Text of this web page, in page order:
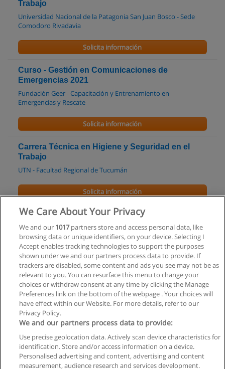
Trabajo
Universidad Nacional de la Patagonia San Juan Bosco - Sede
Comodoro Rivadavia
Solicita información
Curso - Gestión en Comunicaciones de
Emergencias 2021
Fundación Geer - Capacitación y Entrenamiento en
Emergencias y Rescate
Solicita información
Carrera Técnica en Higiene y Seguridad en el
Trabajo
UTN - Facultad Regional de Tucumán
Solicita información
Especialización en Higiene y Seguridad en el
Trabajo
UTN - Facultad Regional Córdoba
Solicita información
Privacidad de datos
Contactar con Educaedu
We Care About Your Privacy
We and our 1017partners store and access personal data, like
browsing data or unique identifiers, on your device. Selecting I
Accept enables tracking technologies to support the purposes
shown under we and our partners process data to provide. If
trackers are disabled, some content and ads you see may not be as
relevant to you. You can resurface this menu to change your
choices or withdraw consent at any time by clicking the Manage
Preferences link on the bottom of the webpage . Your choices will
have effect within our Website. For more details, refer to our
Privacy Policy.
We and our partners process data to provide:
Use precise geolocation data. Actively scan device characteristics for
identification. Store and/or access information on a device.
Personalised advertising and content, advertising and content
measurement, audience research and services development.